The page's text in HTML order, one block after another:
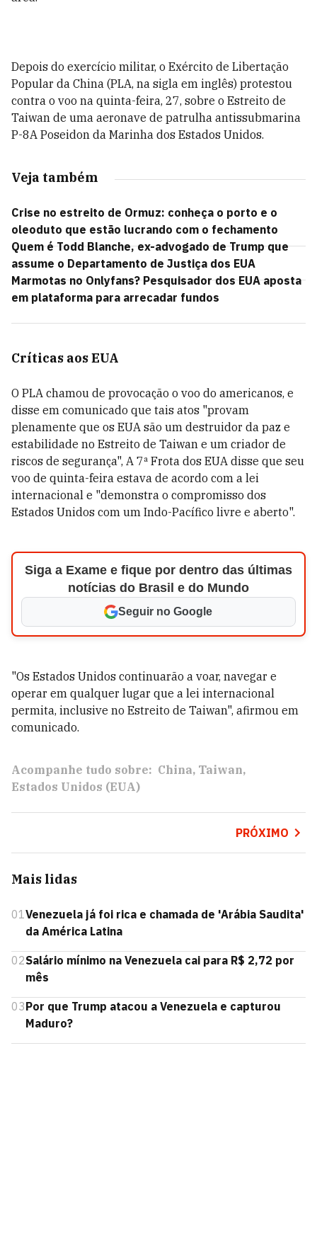
Depois do exercício militar, o Exército de Libertação
Popular da China (PLA, na sigla em inglês) protestou
contra o voo na quinta-feira, 27, sobre o Estreito de
Taiwan de uma aeronave de patrulha antissubmarina
P-8A Poseidon da Marinha dos Estados Unidos.
Veja também
Crise no estreito de Ormuz: conheça o porto e o
oleoduto que estão lucrando com o fechamento
Quem é Todd Blanche, ex-advogado de Trump que
assume o Departamento de Justiça dos EUA
Marmotas no Onlyfans? Pesquisador dos EUA aposta
em plataforma para arrecadar fundos
Críticas aos EUA
O PLA chamou de provocação o voo do americanos, e
disse em comunicado que tais atos "provam
plenamente que os EUA são um destruidor da paz e
estabilidade no Estreito de Taiwan e um criador de
riscos de segurança", A 7ª Frota dos EUA disse que seu
voo de quinta-feira estava de acordo com a lei
internacional e "demonstra o compromisso dos
Estados Unidos com um Indo-Pacífico livre e aberto".
Siga a Exame e fique por dentro das últimas
notícias do Brasil e do Mundo
Seguir no Google
"Os Estados Unidos continuarão a voar, navegar e
operar em qualquer lugar que a lei internacional
permita, inclusive no Estreito de Taiwan", afirmou em
comunicado.
Acompanhe tudo sobre: China Taiwan
Estados Unidos (EUA)
PRÓXIMO
Mais lidas
01Venezuela já foi rica e chamada de 'Arábia Saudita'
da América Latina
02Salário mínimo na Venezuela cai para R$ 2,72 por
mês
03Por que Trump atacou a Venezuela e capturou
Maduro?